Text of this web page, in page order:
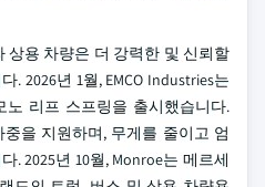
상용 차량은 더 강력한 및 신뢰할
. 2026년 1월, EMCO Industries는
리프 스프링을 출시했습니다.
을 지원하며, 무게를 줄이고 엄
. 2025년 10월, Monroe는 메르세